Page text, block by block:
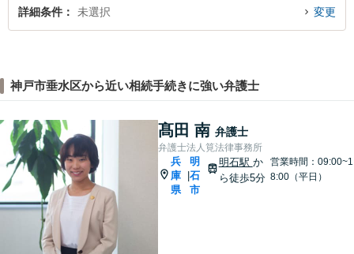
詳細条件 未選択 変更
神戸市垂水区から近い相続手続きに強い弁護士
髙田 南 弁護士
弁護士法人筧法律事務所
兵
庫
県
明
石
市
明石駅 か
ら徒歩5分
営業時間：09:00~1
8:00（平日）